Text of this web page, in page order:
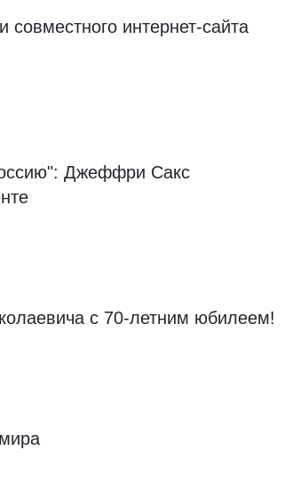
интернет-сайта
Джеффри Сакс
с 70-летним юбилеем!